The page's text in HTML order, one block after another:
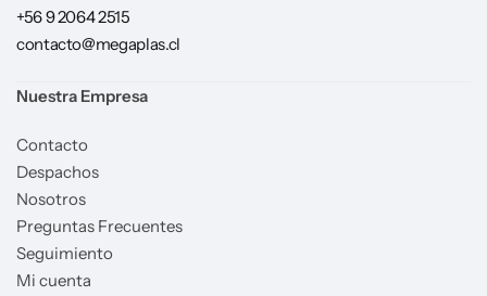
+56 9 2064 2515
contacto@megaplas.cl
Nuestra Empresa
Contacto
Despachos
Nosotros
Preguntas Frecuentes
Seguimiento
Mi cuenta